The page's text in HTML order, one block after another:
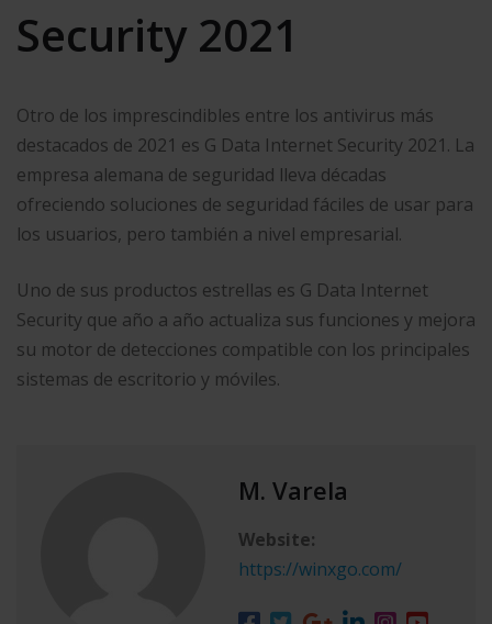
Security 2021
Otro de los imprescindibles entre los antivirus más
destacados de 2021 es G Data Internet Security 2021. La
empresa alemana de seguridad lleva décadas
ofreciendo soluciones de seguridad fáciles de usar para
los usuarios, pero también a nivel empresarial.
Uno de sus productos estrellas es G Data Internet
Security que año a año actualiza sus funciones y mejora
su motor de detecciones compatible con los principales
sistemas de escritorio y móviles.
M. Varela
Website:
https://winxgo.com/